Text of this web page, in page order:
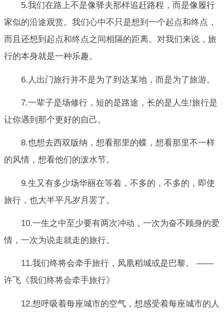
5.我们在路上不是像驿夫那样追赶路程，而是像履行
家似的沿途观赏。我们心中不只是想到一个起点和终点，
而且还想到起点和终点之间相隔的距离。对我们来说，旅
行的本身就是一种乐趣。
6.人出门旅行并不是为了到达某地，而是为了旅游。
7.一辈子是场修行，短的是路途，长的是人生!旅行是
让你遇到那个更好的自己。
8.也想去西双版纳，想看那里的蝶，想看那里不一样
的风情，想看他们的泼水节。
9.生又有多少场华丽在等着，不多的，不多的，即使
旅行，也大半平凡岁月罢了。
10.一生之中至少要有两次冲动，一次为奋不顾身的爱
情，一次为说走就走的旅行。
11.我们终将会牵手旅行，凤凰稻城或是巴黎。 ——
许飞《我们终将会牵手旅行》
12.想呼吸着每座城市的空气，想感受着每座城市的人